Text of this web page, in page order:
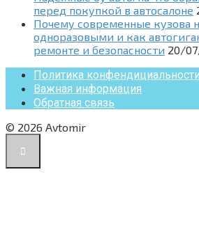
перед покупкой в автосалоне
Почему современные кузова
одноразовыми и как
ремонте и безопасности 20/
Политика конфендициальности
Важная информация
Обратная связь
© 2026 Avtomir